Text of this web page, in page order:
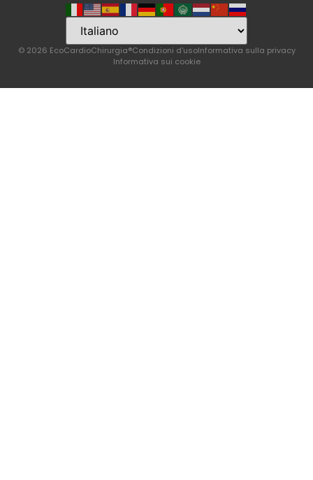
© 2026 EcoCardioChirurgia®Condizioni d'usoInformativa sulla privacy
Informativa sui cookie